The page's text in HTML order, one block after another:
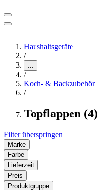
Haushaltsgeräte
/
...
/
Koch- & Backzubehör
/
Topflappen (4)
Filter überspringen
Marke
Farbe
Lieferzeit
Preis
Produktgruppe